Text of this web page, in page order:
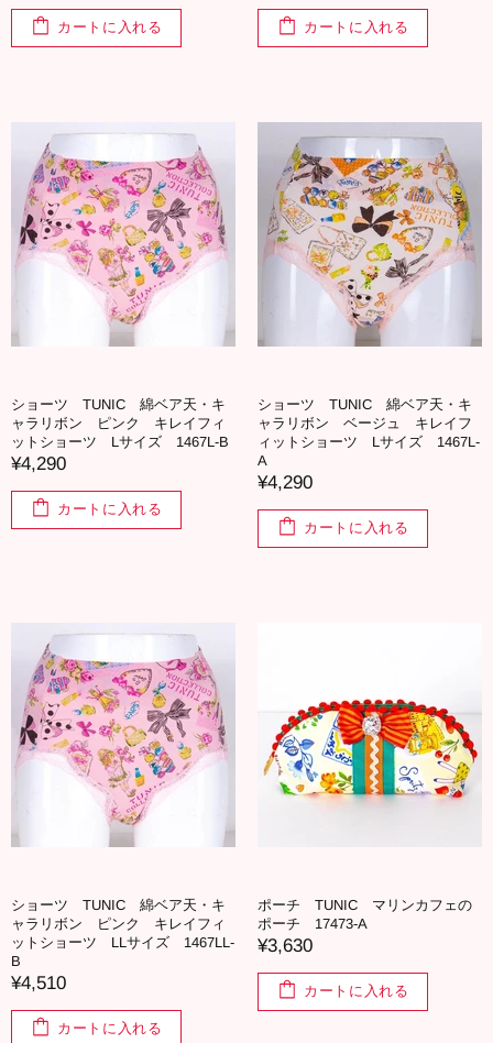
カートに入れる カートに入れる
ショーツ TUNIC 綿ベア天・キ
ャラリボン ピンク キレイフィ
ットショーツ Lサイズ 1467L-B
¥4,290
カートに入れる
ショーツ TUNIC 綿ベア天・キ
ャラリボン ベージュ キレイフ
ィットショーツ Lサイズ 1467L-
A
¥4,290
カートに入れる
ショーツ TUNIC 綿ベア天・キ
ャラリボン ピンク キレイフィ
ットショーツ LLサイズ 1467LL-
B
¥4,510
カートに入れる
ポーチ TUNIC マリンカフェの
ポーチ 17473-A
¥3,630
カートに入れる